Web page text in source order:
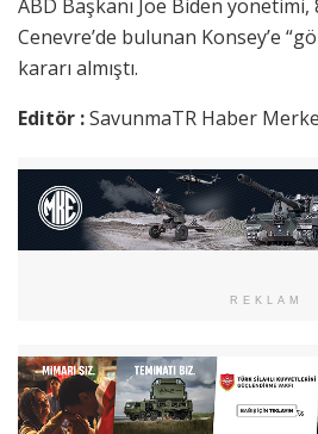
ABD Başkanı Joe Biden yönetimi,
Cenevre’de bulunan Konsey’e
kararı almıştı.
Editör :SavunmaTR Haber
REKLAM